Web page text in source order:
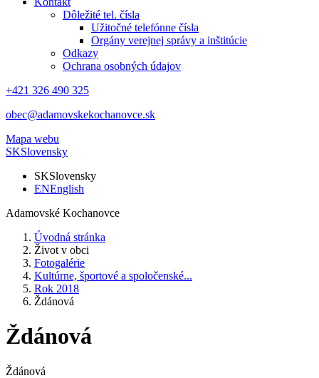
Dôležité tel. čísla
Užitočné telefónne čísla
Orgány verejnej správy a inštitúcie
Odkazy
Ochrana osobných údajov
+421 326 490 325
obec@adamovskekochanovce.sk
Mapa webu
SKSlovensky
SKSlovensky
ENEnglish
Adamovské Kochanovce
Úvodná stránka
Život v obci
Fotogalérie
Kultúrne, športové a spoločenské...
Rok 2018
Ždánová
Ždánová
Ždánová